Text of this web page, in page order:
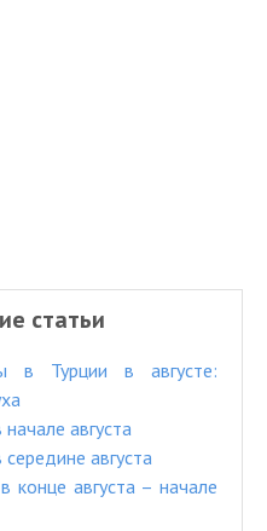
статьи
в Турции в августе:
августа
августа
конце августа – начале